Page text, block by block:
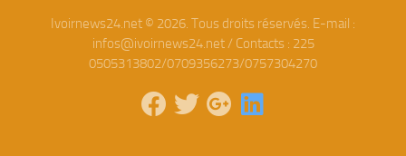
Ivoirnews24.net © 2026. Tous droits réservés. E-mail :
infos@ivoirnews24.net / Contacts : 225
0505313802/0709356273/0757304270